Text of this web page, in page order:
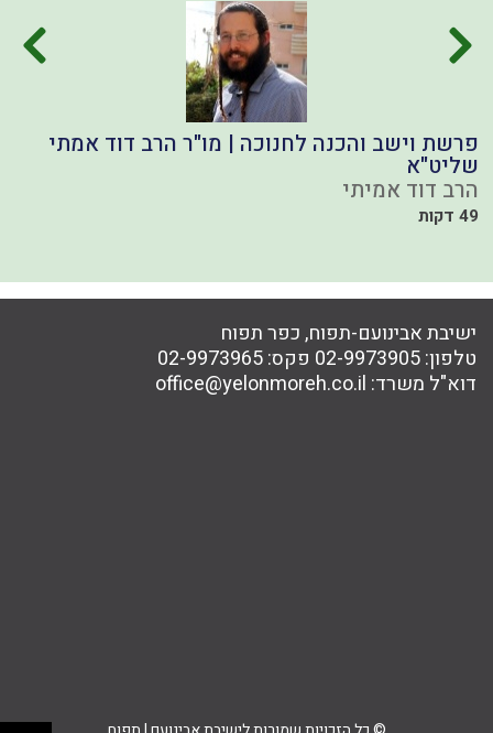
פרשת וישב והכנה לחנוכה | מו"ר הרב דוד אמתי
שליט"א
הרב דוד אמיתי
49 דקות
ישיבת אבינועם-תפוח, כפר תפוח
טלפון:02-9973905 פקס:02-9973965
דוא"ל משרד: office@yelonmoreh.co.il